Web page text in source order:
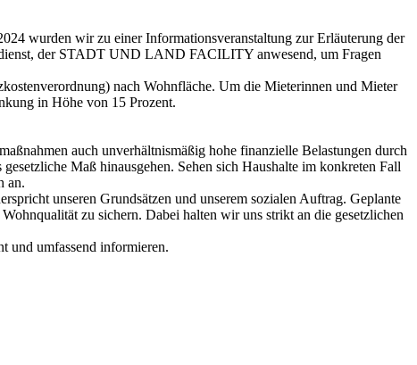
wurden wir zu einer Informationsveranstaltung zur Erläuterung der
der STADT UND LAND FACILITY anwesend, um Fragen
nach Wohnfläche. Um die Mieterinnen und Mieter
in Höhe von 15 Prozent.
auch unverhältnismäßig hohe finanzielle Belastungen durch
Maß hinausgehen. Sehen sich Haushalte im konkreten Fall
an.
unseren Grundsätzen und unserem sozialen Auftrag. Geplante
zu sichern. Dabei halten wir uns strikt an die gesetzlichen
und umfassend informieren.